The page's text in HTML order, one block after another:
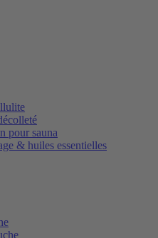
pour sauna
& huiles essentielles